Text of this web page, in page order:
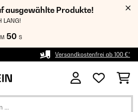
ausgewählte Produkte!
LANG!
M 49 S
Versandkostenfrei ab 100 €*